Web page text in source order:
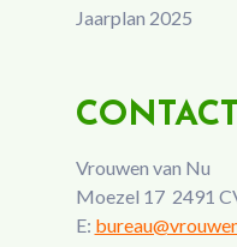
Jaarplan 2025
CONTACT
Vrouwen van Nu
Moezel 17 2491
E: